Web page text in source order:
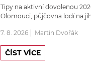
Tipy na aktivní dovolenou
Olomouci, půjčovna lodí na
7. 8. 2026 Martin Dvořák
ČÍST VÍCE